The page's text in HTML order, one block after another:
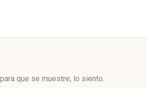
que se muestre, lo siento.